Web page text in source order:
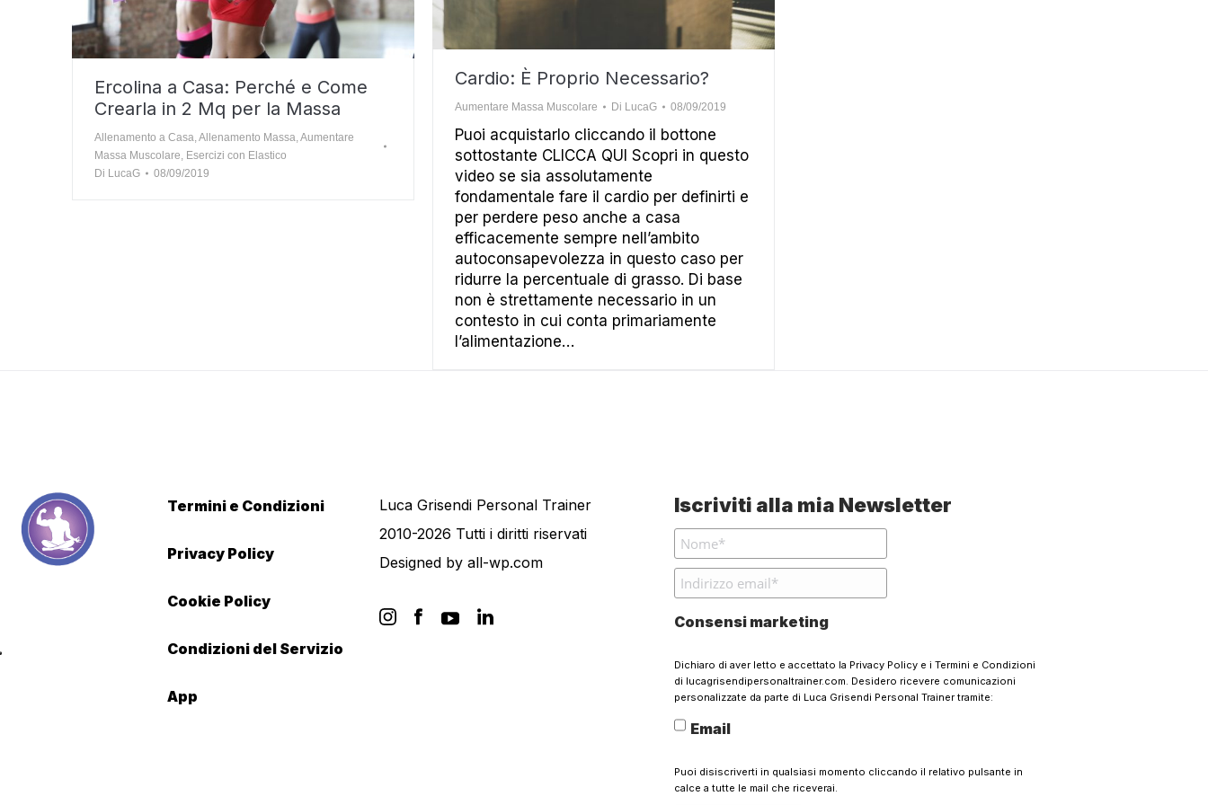
Ercolina a Casa: Perché e Come
Crearla in 2 Mq per la Massa
Allenamento a Casa,Allenamento Massa,Aumentare
Massa Muscolare, Esercizi con Elastico
Di LucaG 08/09/2019
Cardio: È Proprio Necessario?
Aumentare Massa Muscolare Di LucaG 08/09/2019
Puoi acquistarlo cliccando il bottone
sottostante CLICCA QUI Scopri in questo
video se sia assolutamente
fondamentale fare il cardio per definirti e
per perdere peso anche a casa
efficacemente sempre nell’ambito
autoconsapevolezza in questo caso per
ridurre la percentuale di grasso. Di base
non è strettamente necessario in un
contesto in cui conta primariamente
l’alimentazione…
Termini e Condizioni
Privacy Policy
Cookie Policy
Condizioni del Servizio
App
Luca Grisendi Personal Trainer
2010-2026 Tutti i diritti riservati
Designed byall-wp.com
Iscriviti alla mia Newsletter
Consensi marketing
Dichiaro di aver letto e accettato la Privacy Policy e iTermini e Condizioni
di lucagrisendipersonaltrainer.com. Desidero ricevere comunicazioni
personalizzate da parte di Luca Grisendi Personal Trainer tramite:
Email
Puoi disiscriverti in qualsiasi momento cliccando il relativo pulsante in
calce a tutte le mail che riceverai.